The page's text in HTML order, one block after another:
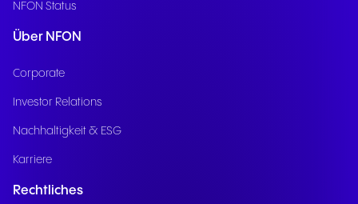
NFON Status
Über NFON
Corporate
Investor Relations
Nachhaltigkeit & ESG
Karriere
Rechtliches